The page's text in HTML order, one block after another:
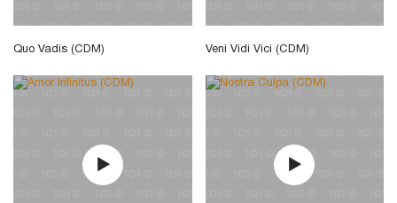
Quo Vadis (CDM) Veni Vidi Vici (CDM)